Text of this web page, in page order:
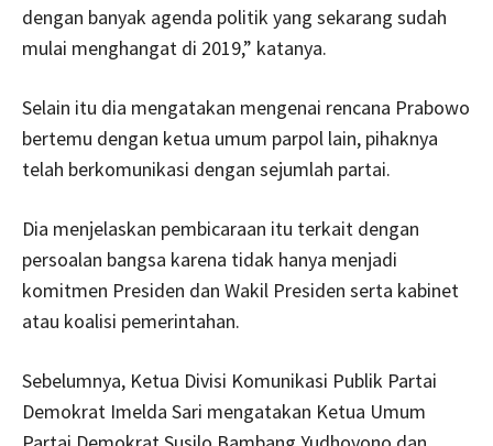
dengan banyak agenda politik yang sekarang sudah
mulai menghangat di 2019,” katanya.
Selain itu dia mengatakan mengenai rencana Prabowo
bertemu dengan ketua umum parpol lain, pihaknya
telah berkomunikasi dengan sejumlah partai.
Dia menjelaskan pembicaraan itu terkait dengan
persoalan bangsa karena tidak hanya menjadi
komitmen Presiden dan Wakil Presiden serta kabinet
atau koalisi pemerintahan.
Sebelumnya, Ketua Divisi Komunikasi Publik Partai
Demokrat Imelda Sari mengatakan Ketua Umum